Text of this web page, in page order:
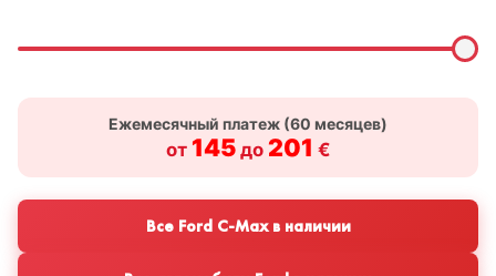
Ежемесячный платеж (60 месяцев)
от 145до 201 €
Все Ford C-Max в наличии